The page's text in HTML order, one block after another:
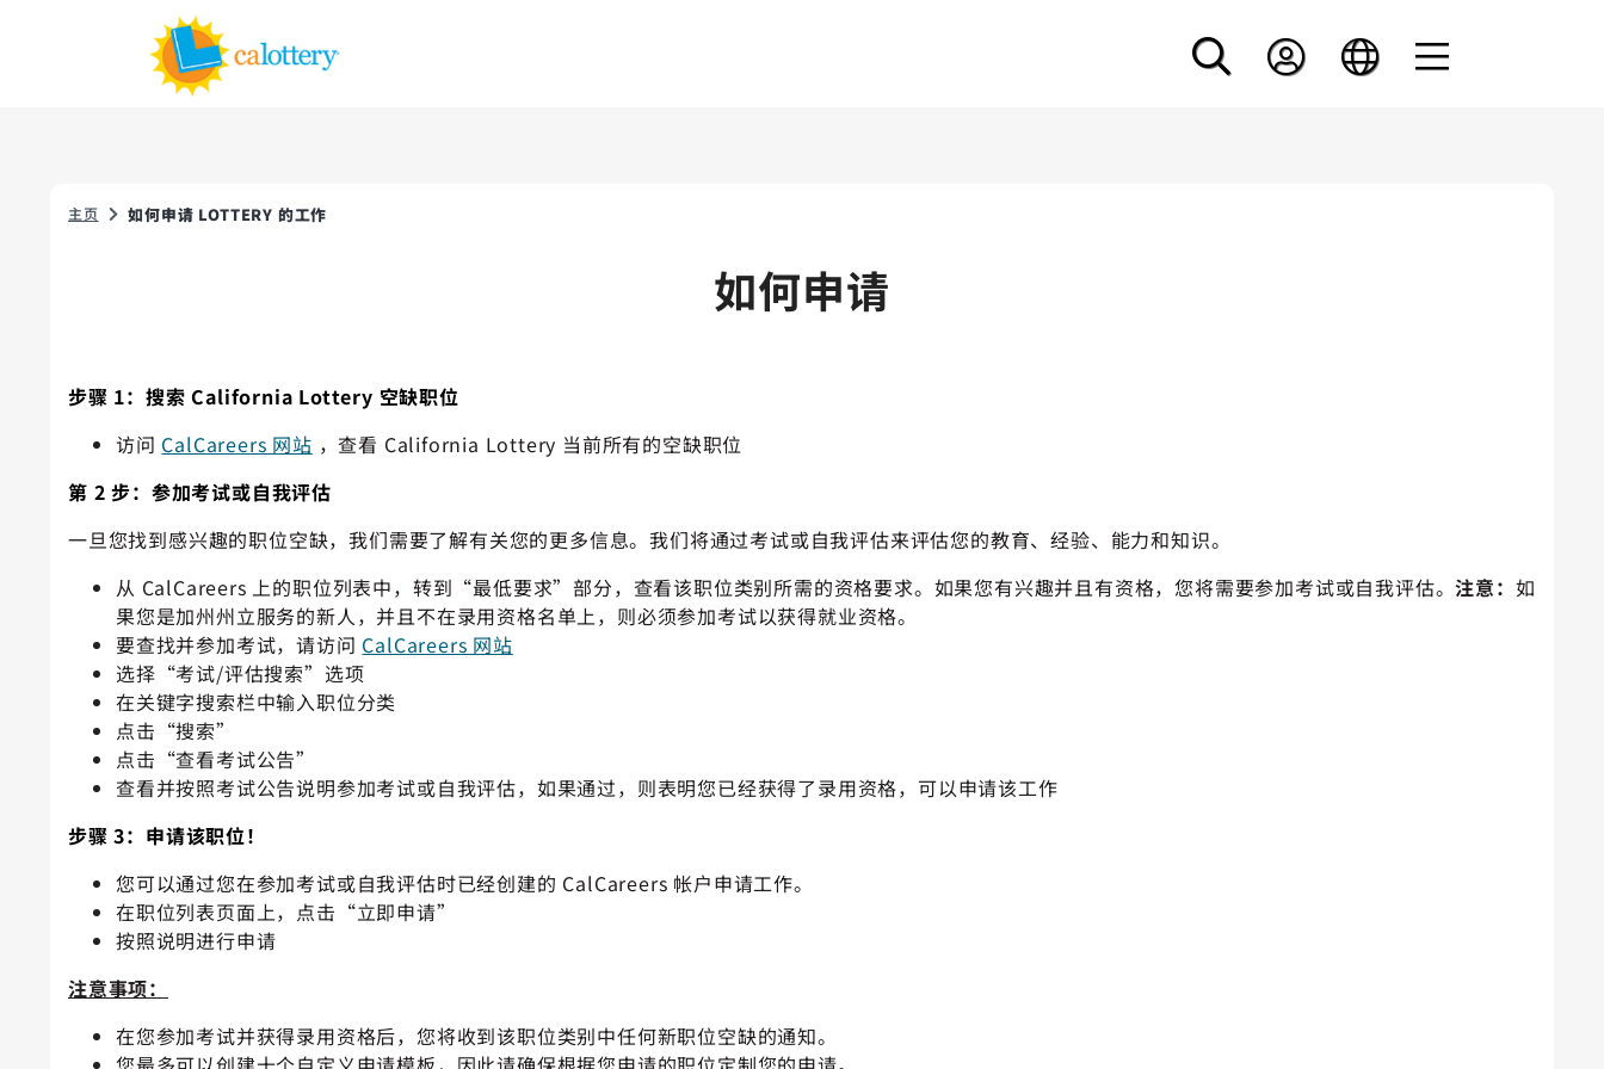
主页 如何申请 LOTTERY 的工作
如何申请
步骤 1：搜索 California Lottery 空缺职位
访问 CalCareers 网站 ，查看 California Lottery 当前所有的空缺职位
第 2 步：参加考试或自我评估
一旦您找到感兴趣的职位空缺，我们需要了解有关您的更多信息。我们将通过考试或自我评估来评估您的教育、经验、能力和知识。
从 CalCareers 上的职位列表中，转到“最低要求”部分，查看该职位类别所需的资格要求。如果您有兴趣并且有资格，您将需要参加考试或自我评估。注意： 如
果您是加州州立服务的新人，并且不在录用资格名单上，则必须参加考试以获得就业资格。
要查找并参加考试，请访问 CalCareers 网站
选择“考试/评估搜索”选项
在关键字搜索栏中输入职位分类
点击“搜索”
点击“查看考试公告”
查看并按照考试公告说明参加考试或自我评估，如果通过，则表明您已经获得了录用资格，可以申请该工作
步骤 3：申请该职位！
您可以通过您在参加考试或自我评估时已经创建的 CalCareers 帐户申请工作。
在职位列表页面上，点击“立即申请”
按照说明进行申请
注意事项：
在您参加考试并获得录用资格后，您将收到该职位类别中任何新职位空缺的通知。